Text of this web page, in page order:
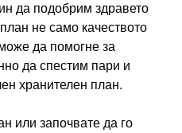
да подобрим здравето
не само качеството
да помогне за
да спестим пари и
хранителен план.
или започвате да го